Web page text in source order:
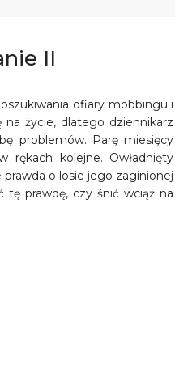
II
ofiary mobbingu i
na życie, dlatego dziennikarz
problemów. Parę miesięcy
rękach kolejne. Owładnięty
o losie jego zaginionej
prawdę, czy śnić wciąż na